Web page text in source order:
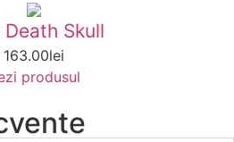
Skull
163.00lei
produsul